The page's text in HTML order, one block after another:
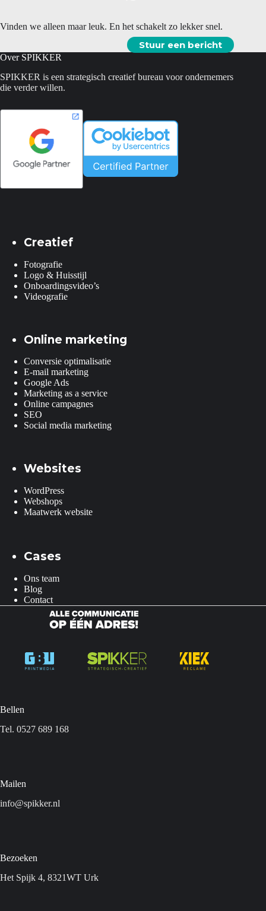
Vinden we alleen maar leuk. En het schakelt zo lekker snel.
Stuur een bericht
Over SPIKKER
SPIKKER is een strategisch creatief bureau voor ondernemers
die verder willen.
Creatief
Fotografie
Logo & Huisstijl
Onboardingsvideo’s
Videografie
Online marketing
Conversie optimalisatie
E-mail marketing
Google Ads
Marketing as a service
Online campagnes
SEO
Social media marketing
Websites
WordPress
Webshops
Maatwerk website
Cases
Ons team
Blog
Contact
Bellen
Tel. 0527 689 168
Mailen
info@spikker.nl
Bezoeken
Het Spijk 4, 8321WT Urk